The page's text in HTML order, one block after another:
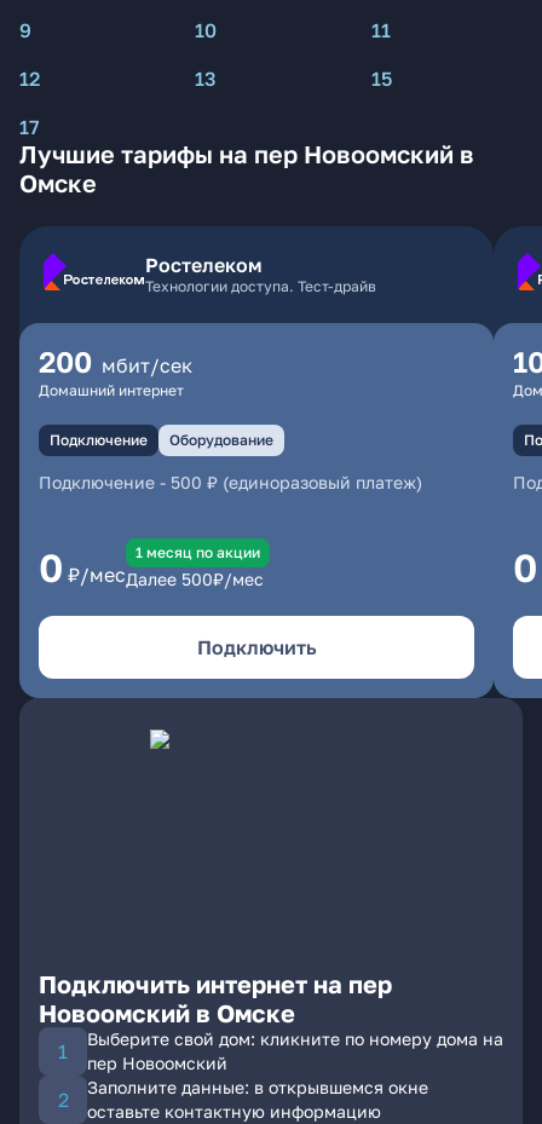
9
10
11
12
13
15
17
Лучшие тарифы на пер Новоомский в
Омске
Ростелеком
Технологии доступа. Тест-драйв
200 мбит/сек
Домашний интернет
Подключение Оборудование
Подключение - 500 ₽ (единоразовый платеж)
0 ₽/мес
1 месяц по акции
Далее 500₽/мес
Подключить
0
Подключить интернет на пер
Новоомский в Омске
Выберите свой дом: кликните по номеру дома на
пер Новоомский
Заполните данные: в открывшемся окне
оставьте контактную информацию